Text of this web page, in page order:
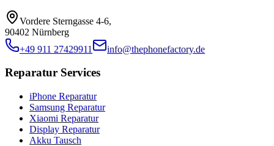
Vordere Sterngasse 4-6,
90402 Nürnberg
+49 911 27429911
info@thephonefactory.de
Reparatur Services
iPhone Reparatur
Samsung Reparatur
Xiaomi Reparatur
Display Reparatur
Akku Tausch